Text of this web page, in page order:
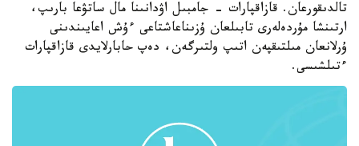
تالدىقورعان. قازاقپارات - جامبىل اۋدانىنا مال ساتۋعا بارىپ،
ارتىنشا مۇردەلەرى تابىلعان ۇزىناعاشتاعى ءۇش اعايىندىنى
ۇرلانعان مىلتىقپەن اتىپ ولتىرگەن، دەپ حابارلايدى قازاقپارات
ءتىلشىسى.